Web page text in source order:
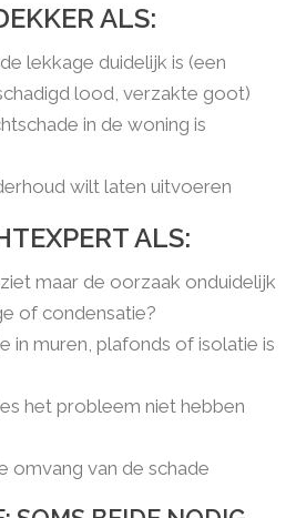
ALS:
lekkage duidelijk is (een
lood, verzakte goot)
in de woning is
wilt laten uitvoeren
ALS:
maar de oorzaak onduidelijk
of condensatie?
in muren, plafonds of isolatie is
het probleem niet hebben
omvang van de schade